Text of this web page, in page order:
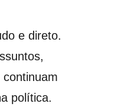
e direto.
política.